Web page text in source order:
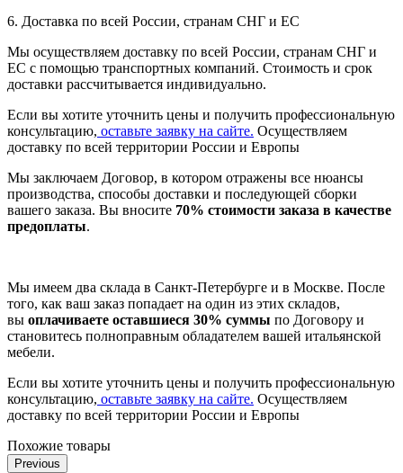
6. Доставка по всей России, странам СНГ и ЕС
Мы осуществляем доставку по всей России, странам СНГ и
ЕС с помощью транспортных компаний. Стоимость и срок
доставки рассчитывается индивидуально.
Если вы хотите уточнить цены и получить профессиональную
консультацию, оставьте заявку на сайте. Осуществляем
доставку по всей территории России и Европы
Мы заключаем Договор, в котором отражены все нюансы
производства, способы доставки и последующей сборки
вашего заказа. Вы вносите 70% стоимости заказа в качестве
предоплаты.
Мы имеем два склада в Санкт-Петербурге и в Москве. После
того, как ваш заказ попадает на один из этих складов,
вы оплачиваете оставшиеся 30% суммы по Договору и
становитесь полноправным обладателем вашей итальянской
мебели.
Если вы хотите уточнить цены и получить профессиональную
консультацию, оставьте заявку на сайте. Осуществляем
доставку по всей территории России и Европы
Похожие товары
Previous